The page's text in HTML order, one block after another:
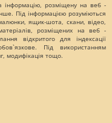
інформацію, розміщену на веб -
Під інформацією розуміються
ящик-шота, скани, відео,
розміщених на веб -
відкритого для індексації
Під використанням
модифікація тощо.